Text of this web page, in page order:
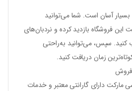
آسان است. شما می‌توانید
این فروشگاه بازدید کرده و نردبان‌های
کنید. سپس، می‌توانید به‌راحتی
زمان دریافت کنید.
فروش
دارای گارانتی معتبر و خدمات